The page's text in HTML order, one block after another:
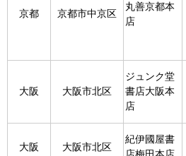
京都 京都市中京区
丸善京都本
店
大阪 大阪市北区
ジュンク堂
書店大阪本
店
大阪 大阪市北区
紀伊國屋書